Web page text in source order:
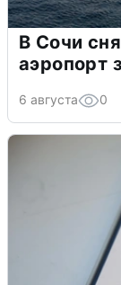
В Сочи
аэропорт
6 августа 0